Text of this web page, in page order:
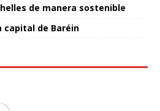
de manera sostenible
capital de Baréin